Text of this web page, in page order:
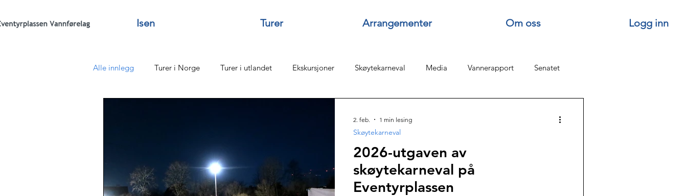
Isen Turer Arrangementer Om oss Logg inn
Alle innlegg Turer i Norge Turer i utlandet Ekskursjoner Skøytekarneval Media Vannerapport Senatet
Vannføreåret Turer i utlandet TOPP Ekskursjoner TOPP
Statutter Ledelse Utvalg komiteer Hymne VUF Tonya TOPP Staying Alive TOPP
2026-utgaven av
skøytekarneval på
Eventyrplassen
Skøytekarneval
2. feb. 1 min lesing